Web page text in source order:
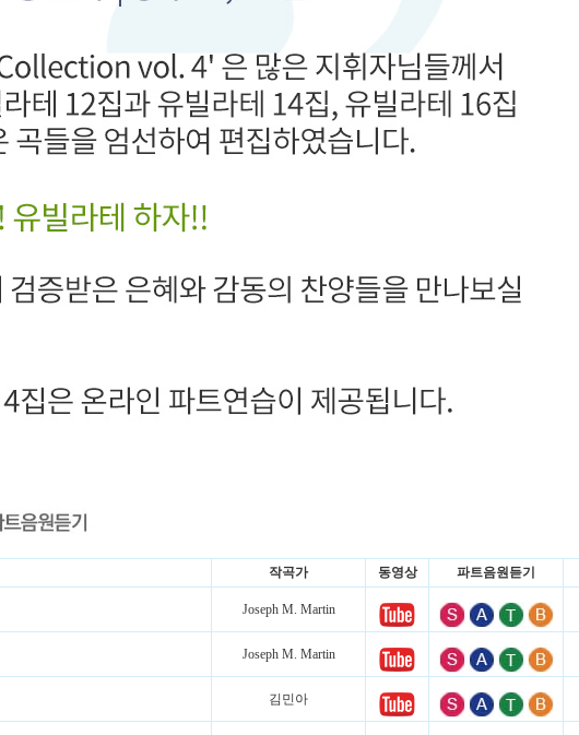
작곡가 동영상 파트음원듣기
Joseph M. Martin
Joseph M. Martin
김민아